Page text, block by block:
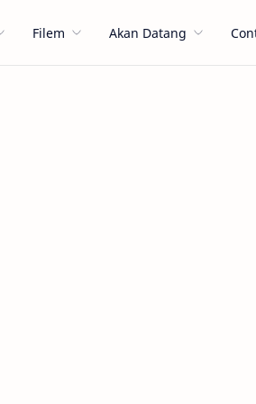
Filem Akan Datang